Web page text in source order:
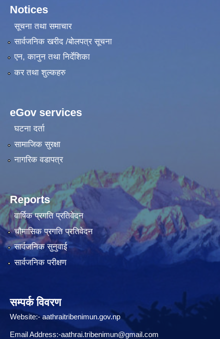
Notices
सूचना तथा समाचार
सार्वजनिक खरीद /बोलपत्र सूचना
एन, कानुन तथा निर्देशिका
कर तथा शुल्कहरु
eGov services
घटना दर्ता
सामाजिक सुरक्षा
नागरिक वडापत्र
Reports
वार्षिक प्रगति प्रतिवेदन
चौमासिक प्रगति प्रतिवेदन
सार्वजनिक सुनुवाई
सार्वजनिक परीक्षण
सम्पर्क विवरण
Website:-aathraitribenimun.gov.np
Email Address:-aathrai.tribenimun@gmail.com